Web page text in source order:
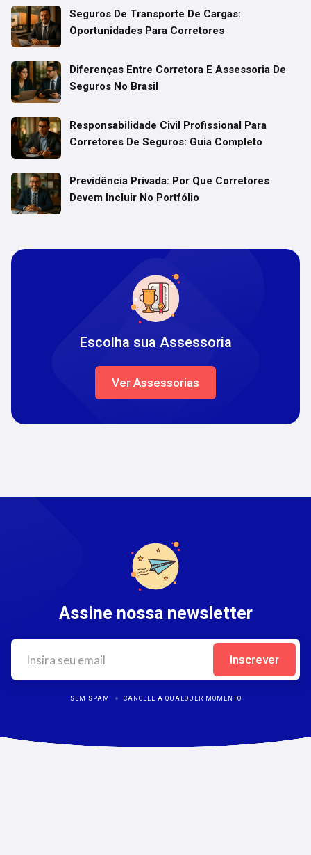
Seguros De Transporte De Cargas:
Oportunidades Para Corretores
Diferenças Entre Corretora E Assessoria De
Seguros No Brasil
Responsabilidade Civil Profissional Para
Corretores De Seguros: Guia Completo
Previdência Privada: Por Que Corretores
Devem Incluir No Portfólio
Escolha sua Assessoria
Ver Assessorias
Assine nossa newsletter
SEM SPAM CANCELE A QUALQUER MOMENTO